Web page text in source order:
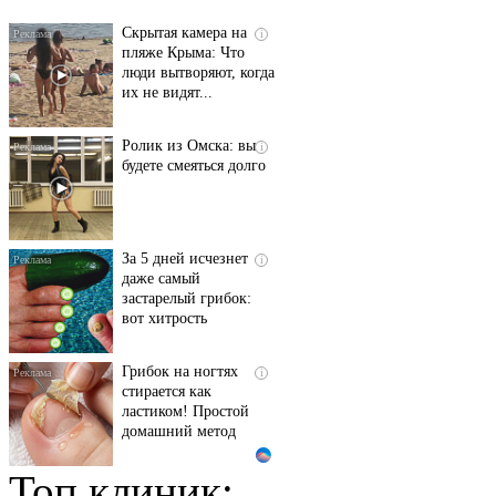
i
Скрытая камера на
пляже Крыма: Что
люди вытворяют, когда
их не видят...
i
Ролик из Омска: вы
будете смеяться долго
i
За 5 дней исчезнет
даже самый
застарелый грибок:
вот хитрость
i
Грибок на ногтях
стирается как
ластиком! Простой
домашний метод
Ржу не переставая, это